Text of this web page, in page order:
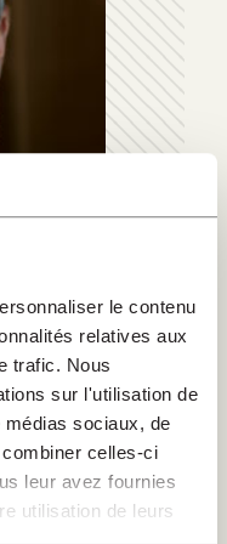
le contenu
relatives aux
trafic. Nous
sur l'utilisation de
sociaux, de
celles-ci
leur avez fournies
utilisation de leurs
Marion
et
été aumônier
entièrement à
dans la rubrique